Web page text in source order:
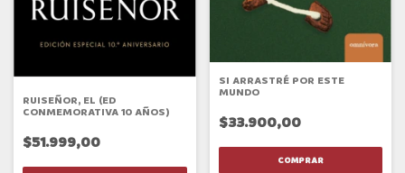
RUISEÑOR, EL (ED
CONMEMORATIVA 10 AÑOS)
$51.999,00
SI ARRASTRÉ POR ESTE
MUNDO
$33.900,00